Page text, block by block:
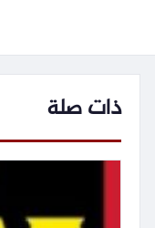
ذات صلة